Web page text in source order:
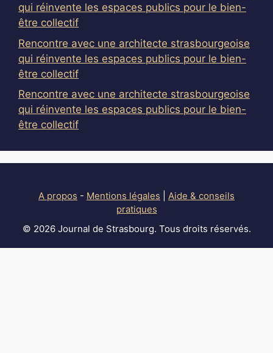
qui réinvente les espaces publics pour le bien-
être collectif
Rencontre avec une architecte strasbourgeoise
qui réinvente les espaces publics pour le bien-
être collectif
Rencontre avec une architecte strasbourgeoise
qui réinvente les espaces publics pour le bien-
être collectif
A propos - Mentions légales
Aide & conseils
pratiques
© 2026 Journal de Strasbourg. Tous droits réservés.